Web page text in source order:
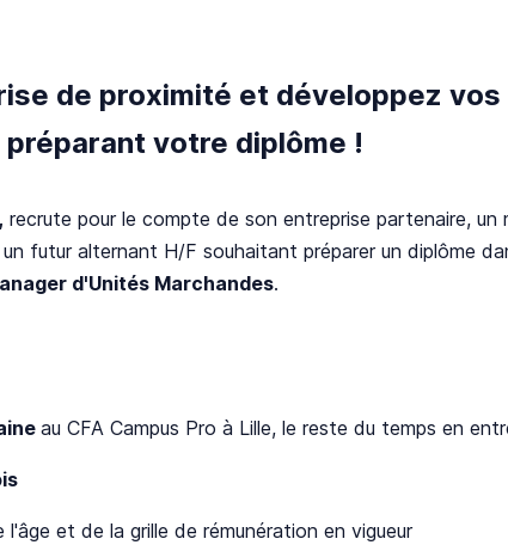
de proximité et développez
votre diplôme !
recrute pour le compte de son entreprise partenaire, un
un futur alternant H/F souhaitant préparer un diplôme
d'Unités Marchandes.
au CFA Campus Pro à Lille, le reste du temps en
et de la grille de rémunération en vigueur